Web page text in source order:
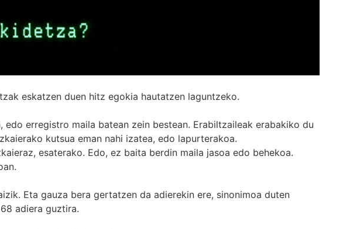
eskatzen duen hitz egokia hautatzen laguntzeko.
erregistro maila batean zein bestean. Erabiltzaileak erabakiko du
kutsua eman nahi izatea, edo lapurterakoa.
esaterako. Edo, ez baita berdin maila jasoa edo behekoa.
Eta gauza bera gertatzen da adierekin ere, sinonimoa duten
adiera guztira.